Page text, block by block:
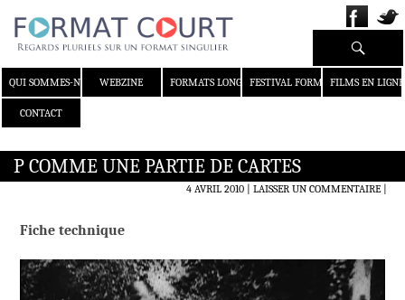
QUI SOMMES-NOUS ?WEBZINE FORMATS LONGS FESTIVAL FORMAT COURT
FILMS EN LIGNE
CONTACT
Recherche
P COMME UNE PARTIE DE CARTES
4 AVRIL 2010 LAISSER UN COMMENTAIRE|
Fiche technique